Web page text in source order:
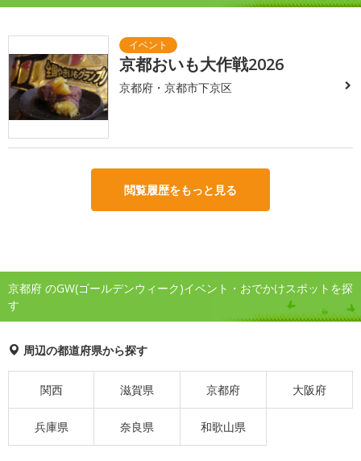
京都おいも大作戦2026
京都府・京都市下京区
閲覧履歴をもっと見る
京都府 のGW(ゴールデンウィーク)イベント・おでかけスポットを探
す
周辺の都道府県から探す
関西 滋賀県 京都府 大阪府
兵庫県 奈良県 和歌山県